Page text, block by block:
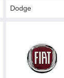
Dodge